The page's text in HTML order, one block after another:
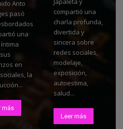
Anto
pasó
una
en
la
más
compartió una
charla profunda,
divertida y
sincera sobre
redes sociales,
modelaje,
exposición,
autoestima,
salud...
Leer más